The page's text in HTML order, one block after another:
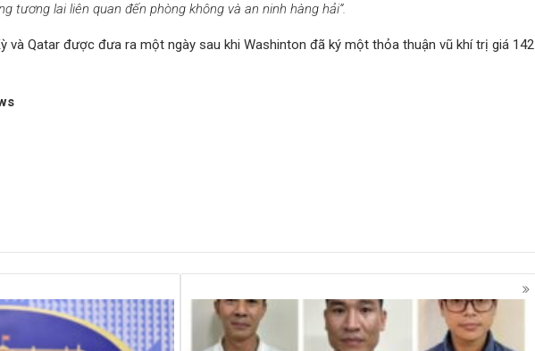
tương lai liên quan đến phòng không và an ninh hàng hải“.
và Qatar được đưa ra một ngày sau khi Washinton đã ký một thỏa thuận vũ khí trị giá 142